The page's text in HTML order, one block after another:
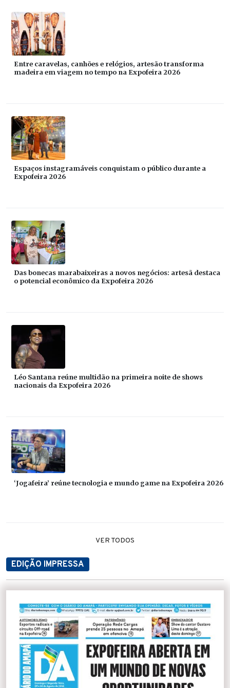
Entre caravelas, canhões e relógios, artesão transforma
madeira em viagem no tempo na Expofeira 2026
Espaços instagramáveis conquistam o público durante a
Expofeira 2026
Das bonecas marabaixeiras a novos negócios: artesã destaca
o potencial econômico da Expofeira 2026
Léo Santana reúne multidão na primeira noite de shows
nacionais da Expofeira 2026
‘Jogafeira’ reúne tecnologia e mundo game na Expofeira 2026
VER TODOS
EDIÇÃO IMPRESSA